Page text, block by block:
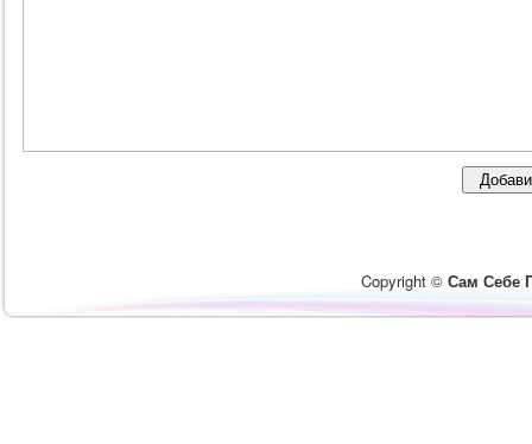
Copyright © Сам Себе